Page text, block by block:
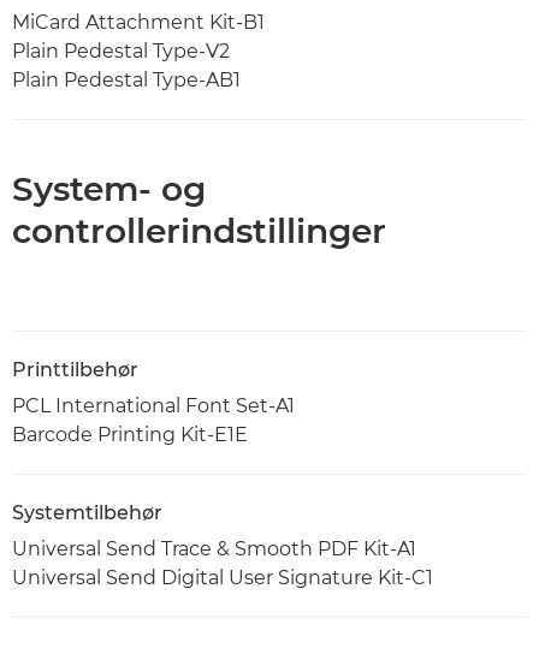
MiCard Attachment Kit-B1
Plain Pedestal Type-V2
Plain Pedestal Type-AB1
System- og
controllerindstillinger
Printtilbehør
PCL International Font Set-A1
Barcode Printing Kit-E1E
Systemtilbehør
Universal Send Trace & Smooth PDF Kit-A1
Universal Send Digital User Signature Kit-C1